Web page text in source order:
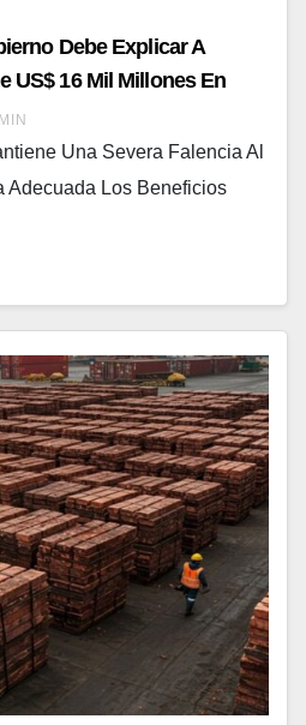
Debe Explicar A
US$ 16 Mil Millones En
Salir De La Pobreza
Una Severa Falencia Al
Adecuada Los Beneficios